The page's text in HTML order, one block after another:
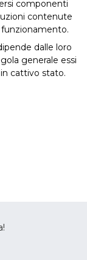
componenti
contenute
dalle loro
generale essi
cattivo stato.